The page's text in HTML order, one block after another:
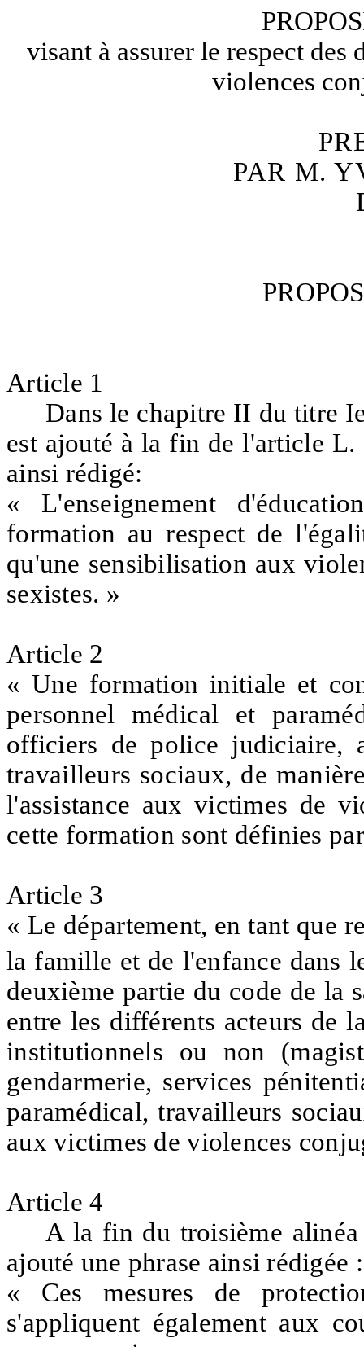
visant à assurer le respect
violences
PAR M.
Article 1
Dans le chapitre II du titre
est ajouté à la fin de l'article
ainsi rédigé:
« L'enseignement
formation au respect de
qu'une sensibilisation aux
sexistes. »
Article 2
« Une formation initiale et
personnel médical et
officiers de police judiciaire,
travailleurs sociaux, de
l'assistance aux victimes de
cette formation sont définies
Article 3
« Le département, en tant que
la famille et de l'enfance dans
deuxième partie du code de la
entre les différents acteurs de
institutionnels ou non
gendarmerie, services
paramédical, travailleurs
aux victimes de violences
Article 4
A la fin du troisième
ajouté une phrase ainsi rédigée :
« Ces mesures de
s'appliquent également aux